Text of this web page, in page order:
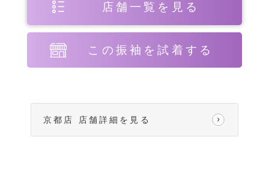
店舗一覧を見る
この振袖を試着する
京都店 店舗詳細を見る